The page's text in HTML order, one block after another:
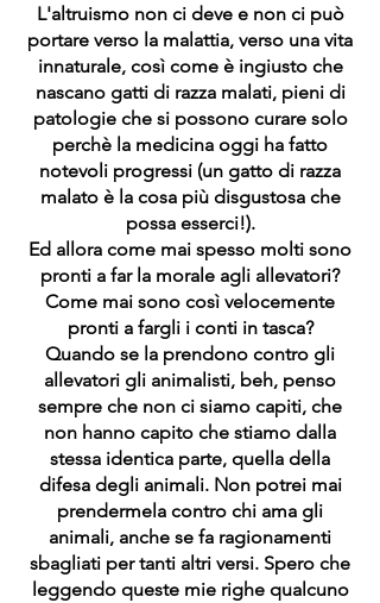
L'altruismo non ci deve e non ci può
portare verso la malattia, verso una vita
innaturale, così come è ingiusto che
nascano gatti di razza malati, pieni di
patologie che si possono curare solo
perchè la medicina oggi ha fatto
notevoli progressi (un gatto di razza
malato è la cosa più disgustosa che
possa esserci!).
Ed allora come mai spesso molti sono
pronti a far la morale agli allevatori?
Come mai sono così velocemente
pronti a fargli i conti in tasca?
Quando se la prendono contro gli
allevatori gli animalisti, beh, penso
sempre che non ci siamo capiti, che
non hanno capito che stiamo dalla
stessa identica parte, quella della
difesa degli animali. Non potrei mai
prendermela contro chi ama gli
animali, anche se fa ragionamenti
sbagliati per tanti altri versi. Spero che
leggendo queste mie righe qualcuno